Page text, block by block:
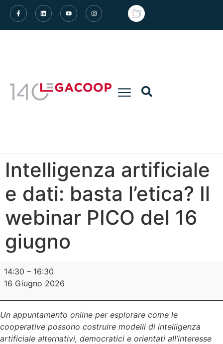
Intelligenza artificiale
e dati: basta l’etica? Il
webinar PICO del 16
giugno
14:30 – 16:30
16 Giugno 2026
Un appuntamento online per esplorare come le
cooperative possono costruire modelli di intelligenza
artificiale alternativi, democratici e orientati all’interesse